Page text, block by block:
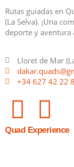
Rutas guiadas en
(La Selva). ¡Una
deporte y aventura
Lloret de Mar
+34 627 42 22
Quad Experience